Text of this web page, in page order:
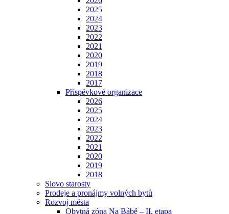
2025
2024
2023
2022
2021
2020
2019
2018
2017
Příspěvkové organizace
2026
2025
2024
2023
2022
2021
2020
2019
2018
Slovo starosty
Prodeje a pronájmy volných bytů
Rozvoj města
Obytná zóna Na Bábě – II. etapa